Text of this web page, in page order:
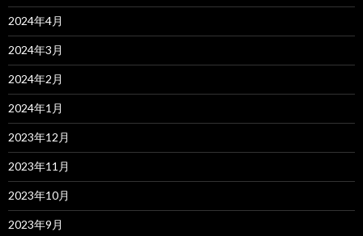
2024年4月
2024年3月
2024年2月
2024年1月
2023年12月
2023年11月
2023年10月
2023年9月